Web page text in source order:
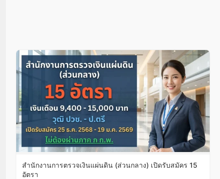
สำนักงานการตรวจเงินแผ่นดิน (ส่วนกลาง) เปิดรับสมัคร 15
อัตรา